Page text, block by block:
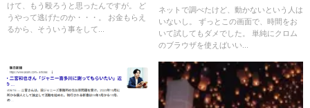
けて、もう殴ろうと思ったんですが。 ど
うやって逃げたのか・・・。 お金もらえ
るから、そういう事をして...
ネットで調べたけど、動かないという人は
いないし。 ずっとこの画面で、時間をお
いて試してもダメでした。 単純にクロム
のブラウザを使えばいい...